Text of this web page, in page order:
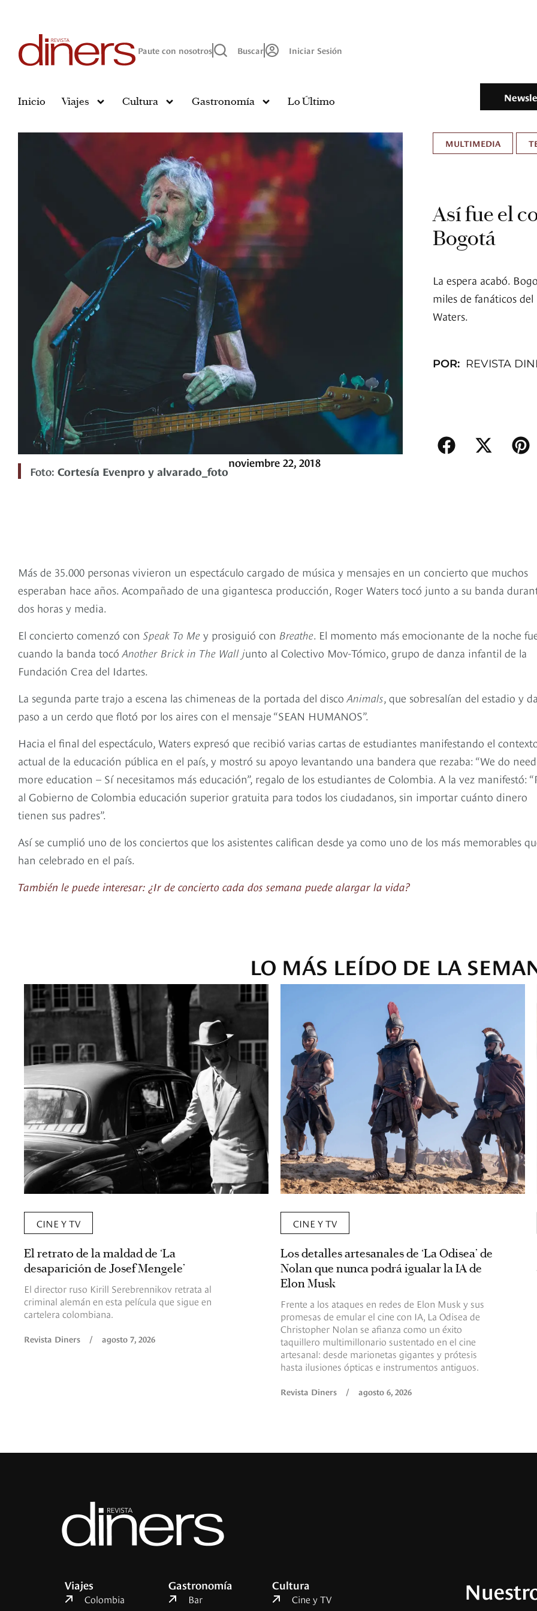
Paute con nosotros Buscar Iniciar Sesión
Inicio Viajes Cultura Gastronomía Lo Último
Foto: Cortesía Evenpro y alvarado_foto
noviembre 22, 2018
MULTIMEDIA
Así fue el
Bogotá
La espera acabó.
miles de fanáticos
Waters.
POR: REVISTA
Más de 35.000 personas vivieron un espectáculo cargado de música y mensajes en un concierto que muchos
esperaban hace años. Acompañado de una gigantesca producción, Roger Waters tocó junto a su banda
dos horas y media.
El concierto comenzó con Speak To Me y prosiguió con Breathe. El momento más emocionante de la noche
cuando la banda tocóAnother Brick in The Wall junto al Colectivo Mov-Tómico, grupo de danza infantil de la
Fundación Crea del Idartes.
La segunda parte trajo a escena las chimeneas de la portada del discoAnimals, que sobresalían del estadio y
paso a un cerdo que flotó por los aires con el mensaje “SEAN HUMANOS”.
Hacia el final del espectáculo, Waters expresó que recibió varias cartas de estudiantes manifestando el
actual de la educación pública en el país, y mostró su apoyo levantando una bandera que rezaba: “We do need
more education – Sí necesitamos más educación”, regalo de los estudiantes de Colombia. A la vez manifestó:
al Gobierno de Colombia educación superior gratuita para todos los ciudadanos, sin importar cuánto dinero
tienen sus padres”.
Así se cumplió uno de los conciertos que los asistentes califican desde ya como uno de los más memorables
han celebrado en el país.
También le puede interesar: ¿Ir de concierto cada dos semana puede alargar la vida?
LO MÁS LEÍDO DE LA
CINE Y TV
El retrato de la maldad de ‘La
desaparición de Josef Mengele’
El director ruso Kirill Serebrennikov retrata al
criminal alemán en esta película que sigue en
cartelera colombiana.
Revista Diners / agosto 7, 2026
CINE Y TV
Los detalles artesanales de ‘La Odisea’ de
Nolan que nunca podrá igualar la IA de
Elon Musk
Frente a los ataques en redes de Elon Musk y sus
promesas de emular el cine con IA, La Odisea de
Christopher Nolan se afianza como un éxito
taquillero multimillonario sustentado en el cine
artesanal: desde marionetas gigantes y prótesis
hasta ilusiones ópticas e instrumentos antiguos.
Revista Diners / agosto 6, 2026
Viajes
Colombia
Gastronomía
Bar
Cultura
Cine y TV